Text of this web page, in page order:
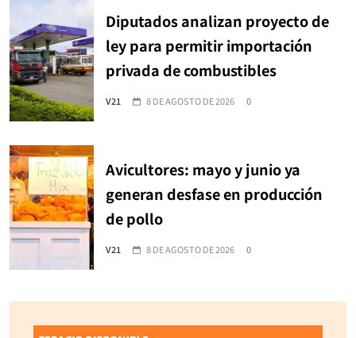
Diputados analizan proyecto de
ley para permitir importación
privada de combustibles
V21 8 DE AGOSTO DE 2026 0
Avicultores: mayo y junio ya
generan desfase en producción
de pollo
V21 8 DE AGOSTO DE 2026 0